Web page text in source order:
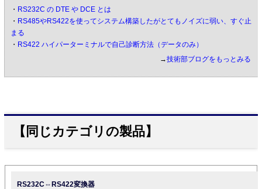
・ RS232C の DTE や DCE とは
・ RS485やRS422を使ってシステム構築したがとてもノイズに弱い、すぐ止
まる
・ RS422 ハイパーターミナルで自己診断方法（データのみ）
→技術部ブログをもっとみる
【同じカテゴリの製品】
RS232C⇔RS422変換器